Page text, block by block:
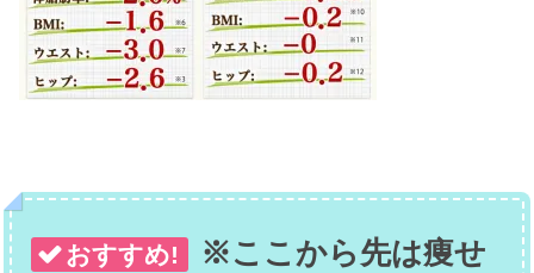
おすすめ!
※ここから先は痩せ